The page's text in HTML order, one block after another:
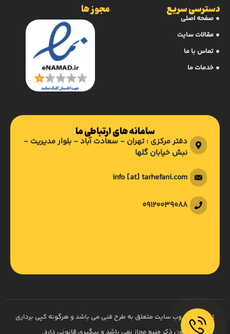
دسترسی سریع
صفحه اصلی
مقالات سایت
تماس با ما
خدمات ما
مجوز ها
سامانه های ارتباطی ما
دفتر مرکزی : تهران - سعادت آباد - بلوار مدیریت -
نبش خیابان گلها
info [at] tarhefani.com
09120039088
تمام حقوق وب سایت متعلق به طرح فنی می باشد و هرگونه کپی برداری